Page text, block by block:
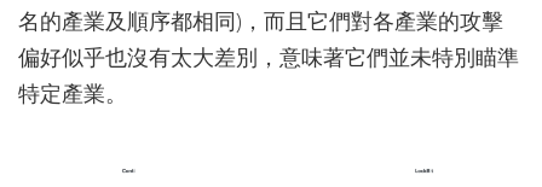
名的產業及順序都相同)，而且它們對各產業的攻擊
偏好似乎也沒有太大差別，意味著它們並未特別瞄準
特定產業。